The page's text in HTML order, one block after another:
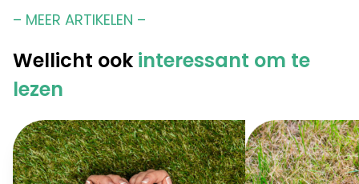
– MEER ARTIKELEN –
Wellicht ook interessant om te
lezen